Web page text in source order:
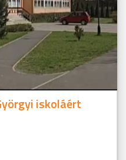
iskoláért